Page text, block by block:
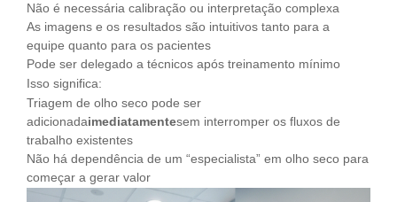
Não é necessária calibração ou interpretação complexa
As imagens e os resultados são intuitivos tanto para a
equipe quanto para os pacientes
Pode ser delegado a técnicos após treinamento mínimo
Isso significa:
Triagem de olho seco pode ser
adicionadaimediatamentesem interromper os fluxos de
trabalho existentes
Não há dependência de um “especialista” em olho seco para
começar a gerar valor